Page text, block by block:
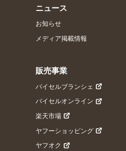
ニュース
お知らせ
メディア掲載情報
販売事業
バイセルブランシェ
バイセルオンライン
楽天市場
ヤフーショッピング
ヤフオク